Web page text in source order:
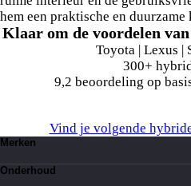
hem een praktische en duurzame
Klaar om de voordelen
Toyota | Lexus |
300+
9,2 beoordeling op
Vind je volgende
Merken
Suzuki
Onderhoud